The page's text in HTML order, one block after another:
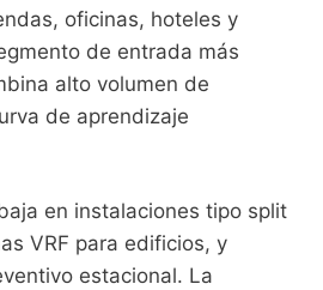
oficinas, hoteles y
de entrada más
alto volumen de
de aprendizaje
en instalaciones tipo split
VRF para edificios, y
estacional. La